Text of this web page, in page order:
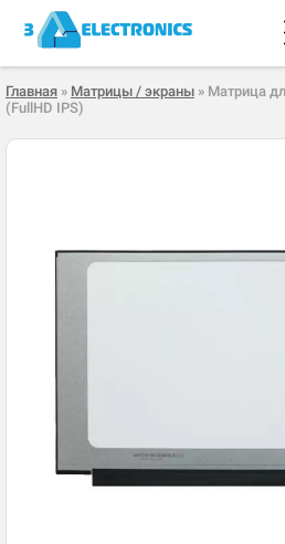
Главная » Матрицы / экраны » Матрица
(FullHD IPS)